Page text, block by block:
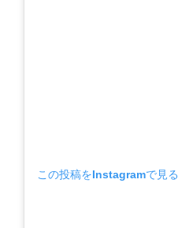
この投稿をInstagramで見る